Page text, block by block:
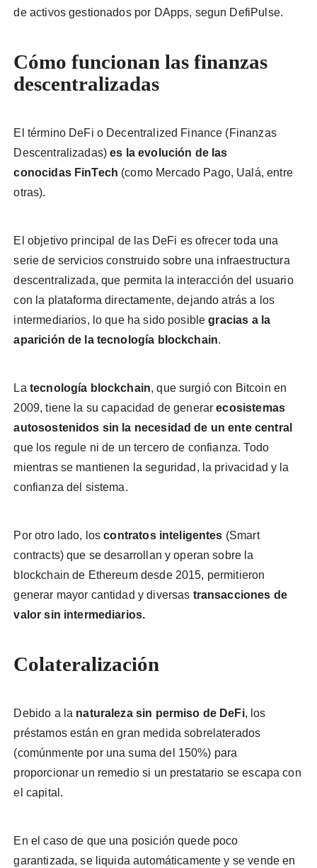
de activos gestionados por DApps, segun DefiPulse.
Cómo funcionan las finanzas
descentralizadas
El término DeFi o Decentralized Finance (Finanzas
Descentralizadas) es la evolución de las
conocidas FinTech (como Mercado Pago, Ualá, entre
otras).
El objetivo principal de las DeFi es ofrecer toda una
serie de servicios construido sobre una infraestructura
descentralizada, que permita la interacción del usuario
con la plataforma directamente, dejando atrás a los
intermediarios, lo que ha sido posiblegracias a la
aparición de la tecnología blockchain.
La tecnología blockchain, que surgió con Bitcoin en
2009, tiene la su capacidad de generarecosistemas
autosostenidos sin la necesidad de un ente central
que los regule ni de un tercero de confianza. Todo
mientras se mantienen la seguridad, la privacidad y la
confianza del sistema.
Por otro lado, loscontratos inteligentes (Smart
contracts) que se desarrollan y operan sobre la
blockchain de Ethereum desde 2015, permitieron
generar mayor cantidad y diversas transacciones de
valor sin intermediarios.
Colateralización
Debido a la naturaleza sin permiso de DeFi, los
préstamos están en gran medida sobrelaterados
(comúnmente por una suma del 150%) para
proporcionar un remedio si un prestatario se escapa con
el capital.
En el caso de que una posición quede poco
garantizada, se liquida automáticamente y se vende en